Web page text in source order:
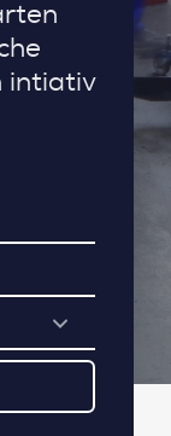
intiativ